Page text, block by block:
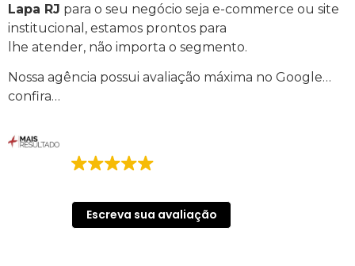
Lapa RJ para o seu negócio seja e-commerce ou site
institucional, estamos prontos para
lhe atender, não importa o segmento.
Nossa agência possui avaliação máxima no Google…
confira…
Escreva sua avaliação